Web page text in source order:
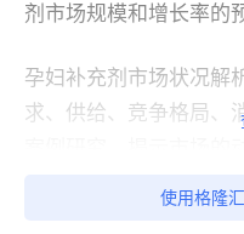
剂市场规模和增长率的
孕妇补充剂市场状况解
求、供给、竞争格局、
案例研究，揭示市场的
产业链与细分市场分析
使用格隆